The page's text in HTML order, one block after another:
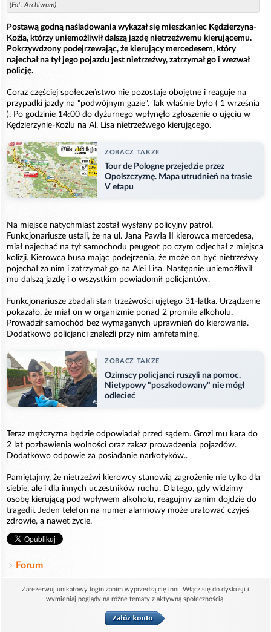
(Fot. Archiwum)
Postawą godną naśladowania wykazał się mieszkaniec Kędzierzyna-
Koźla, którzy uniemożliwił dalszą jazdę nietrzeźwemu kierującemu.
Pokrzywdzony podejrzewając, że kierujący mercedesem, który
najechał na tył jego pojazdu jest nietrzeźwy, zatrzymał go i wezwał
policję.
Coraz częściej społeczeństwo nie pozostaje obojętne i reaguje na
przypadki jazdy na "podwójnym gazie". Tak właśnie było ( 1 września
). Po godzinie 14:00 do dyżurnego wpłynęło zgłoszenie o ujęciu w
Kędzierzynie-Koźlu na Al. Lisa nietrzeźwego kierującego.
ZOBACZ TAKZE
Tour de Pologne przejedzie przez
Opolszczyznę. Mapa utrudnień na trasie
V etapu
Na miejsce natychmiast został wysłany policyjny patrol.
Funkcjonariusze ustali, że na ul. Jana Pawła II kierowca mercedesa,
miał najechać na tył samochodu peugeot po czym odjechał z miejsca
kolizji. Kierowca busa mając podejrzenia, że może on być nietrzeźwy
pojechał za nim i zatrzymał go na Alei Lisa. Następnie uniemożliwił
mu dalszą jazdę i o wszystkim powiadomił policjantów.
Funkcjonariusze zbadali stan trzeźwości ujętego 31-latka. Urządzenie
pokazało, że miał on w organizmie ponad 2 promile alkoholu.
Prowadził samochód bez wymaganych uprawnień do kierowania.
Dodatkowo policjanci znaleźli przy nim amfetaminę.
ZOBACZ TAKZE
Ozimscy policjanci ruszyli na pomoc.
Nietypowy "poszkodowany" nie mógł
odlecieć
Teraz mężczyzna będzie odpowiadał przed sądem. Grozi mu kara do
2 lat pozbawienia wolności oraz zakaz prowadzenia pojazdów.
Dodatkowo odpowie za posiadanie narkotyków..
Pamiętajmy, że nietrzeźwi kierowcy stanowią zagrożenie nie tylko dla
siebie, ale i dla innych uczestników ruchu. Dlatego, gdy widzimy
osobę kierującą pod wpływem alkoholu, reagujmy zanim dojdzie do
tragedii. Jeden telefon na numer alarmowy może uratować czyjeś
zdrowie, a nawet życie.
Forum
Zarezerwuj unikatowy login zanim wyprzedzą cię inni! Włącz się do dyskusji i
wymieniaj poglądy na różne tematy z aktywną społecznością.